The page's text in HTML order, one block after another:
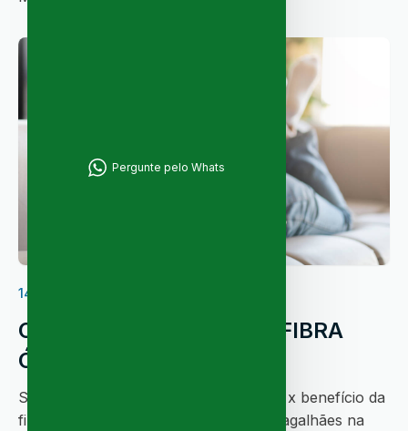
14/08/2023
CUSTO X BENEFÍCIO DA FIBRA
ÓPTICA EM LEM
Saiba todos os detalhes sobre o custo x benefício da
fibra óptica em LEM - Luis Eduardo Magalhães na
Pergunte pelo Whats